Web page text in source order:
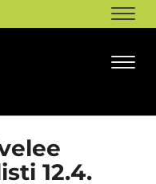
12.4.